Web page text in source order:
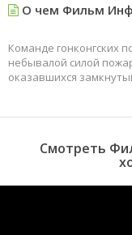
О чем Фильм
Команде гонконгских
небывалой силой
оказавшихся
Смотреть